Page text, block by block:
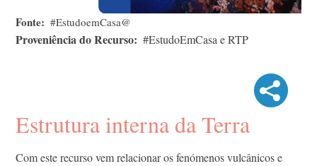
Fonte #EstudoemCasa@
Proveniência do Recurso #EstudoEmCasa e RTP
Estrutura interna da Terra
Com este recurso vem relacionar os fenómenos vulcânicos e